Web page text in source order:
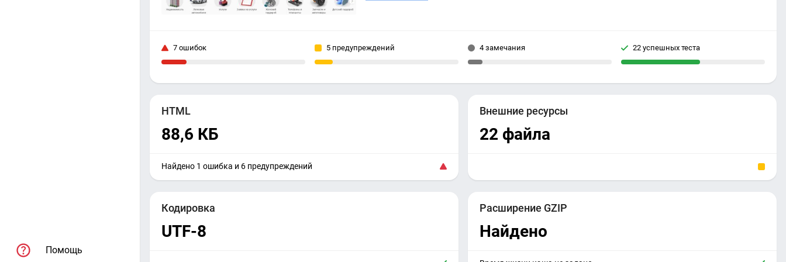
Помощь
7 ошибок 5 предупреждений 4 замечания 22 успешных теста
HTML
88,6 КБ
Найдено 1 ошибка и 6 предупреждений
Внешние ресурсы
22 файла
Кодировка
UTF-8
Расширение GZIP
Найдено